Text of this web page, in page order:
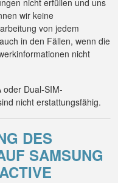
nicht erfüllen und uns
wir keine
von jedem
in den Fällen, wenn die
nicht
oder Dual-SIM-
nicht erstattungsfähig.
DES
SAMSUNG